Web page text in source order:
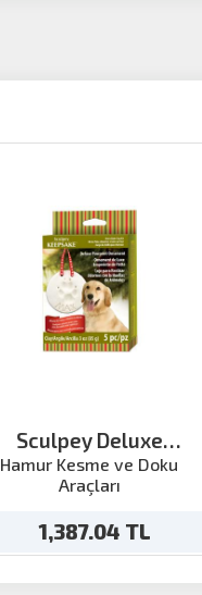
Sculpey Deluxe
Pawprint Set
Hamur Kesme ve Doku
Araçları
1,387.04 TL